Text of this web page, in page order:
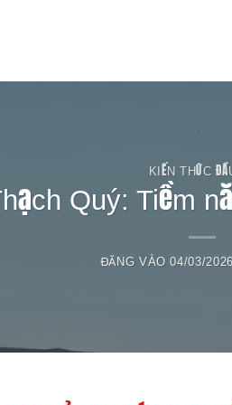
KIẾN THỨC
Quý: Tiềm
ĐĂNG VÀO04/03/2026